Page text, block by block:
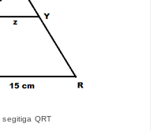
QRT